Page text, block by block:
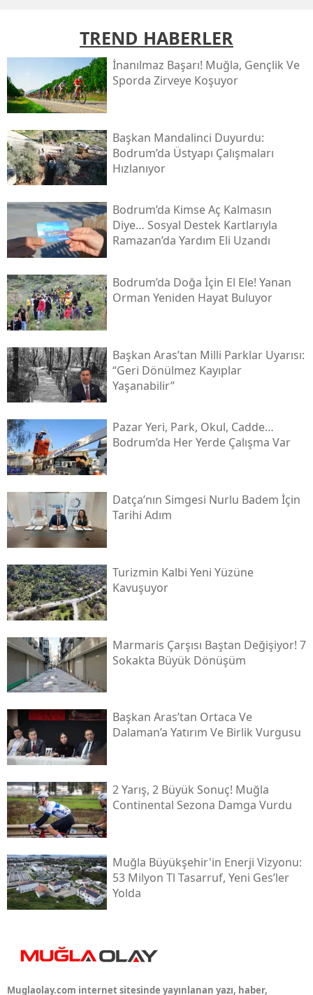
TREND HABERLER
İnanılmaz Başarı! Muğla, Gençlik Ve
Sporda Zirveye Koşuyor
Başkan Mandalinci Duyurdu:
Bodrum’da Üstyapı Çalışmaları
Hızlanıyor
Bodrum’da Kimse Aç Kalmasın
Diye… Sosyal Destek Kartlarıyla
Ramazan’da Yardım Eli Uzandı
Bodrum’da Doğa İçin El Ele! Yanan
Orman Yeniden Hayat Buluyor
Başkan Aras’tan Milli Parklar Uyarısı:
“geri Dönülmez Kayıplar
Yaşanabilir”
Pazar Yeri, Park, Okul, Cadde…
Bodrum’da Her Yerde Çalışma Var
Datça’nın Simgesi Nurlu Badem İçin
Tarihi Adım
Turizmin Kalbi Yeni Yüzüne
Kavuşuyor
Marmaris Çarşısı Baştan Değişiyor! 7
Sokakta Büyük Dönüşüm
Başkan Aras’tan Ortaca Ve
Dalaman’a Yatırım Ve Birlik Vurgusu
2 Yarış, 2 Büyük Sonuç! Muğla
Continental Sezona Damga Vurdu
Muğla Büyükşehir'in Enerji Vizyonu:
53 Milyon Tl Tasarruf, Yeni Ges’ler
Yolda
Muglaolay.com internet sitesinde yayınlanan yazı, haber,